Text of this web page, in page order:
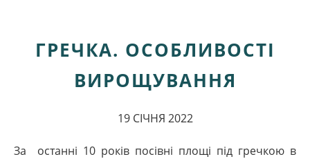
ГРЕЧКА. ОСОБЛИВОСТІ
ВИРОЩУВАННЯ
19 СІЧНЯ 2022
За останні 10 років посівні площі під гречкою в